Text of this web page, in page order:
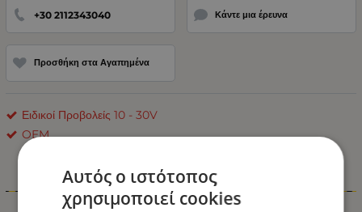
+30 2112343040 Κάντε μια έρευνα
Προσθήκη στα Αγαπημένα
Ειδικοί Προβολείς 10 - 30V
OEM
Πληροφορίες
Αυτός ο ιστότοπος
χρησιμοποιεί cookies